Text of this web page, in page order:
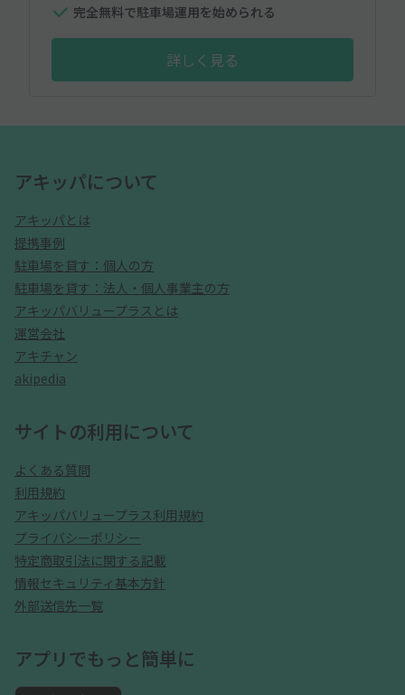
完全無料で駐車場運用を始められる
詳しく見る
アキッパについて
アキッパとは
提携事例
駐車場を貸す：個人の方
駐車場を貸す：法人・個人事業主の方
アキッパバリュープラスとは
運営会社
アキチャン
akipedia
サイトの利用について
よくある質問
利用規約
アキッパバリュープラス利用規約
プライバシーポリシー
特定商取引法に関する記載
情報セキュリティ基本方針
外部送信先一覧
アプリでもっと簡単に